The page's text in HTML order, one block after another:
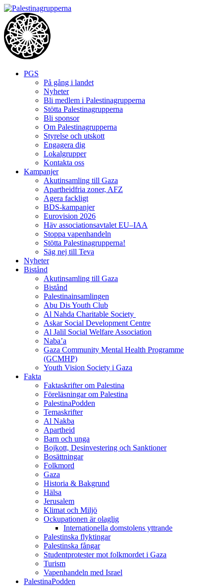
Skip
content
PGS
På gång i landet
Nyheter
Bli medlem i Palestinagrupperna
Stötta Palestinagrupperna
Bli sponsor
Om Palestinagrupperna
Styrelse och utskott
Engagera dig
Lokalgrupper
Kontakta oss
Kampanjer
Akutinsamling till Gaza
Apartheidfria zoner, AFZ
Agera fackligt
BDS-kampanjer
Eurovision 2026
Häv associationsavtalet EU–IAA
Stoppa vapenhandeln
Stötta Palestinagrupperna!
Säg nej till Teva
Nyheter
Bistånd
Akutinsamling till Gaza
Bistånd
Palestinainsamlingen
Abu Dis Youth Club
Al Nahda Charitable Society
Askar Social Development Centre
Al Jalil Social Welfare Association
Naba’a
Gaza Community Mental Health Programme
(GCMHP)
Youth Vision Society i Gaza
Fakta
Faktaskrifter om Palestina
Föreläsningar om Palestina
PalestinaPodden
Temaskrifter
Al Nakba
Apartheid
Barn och unga
Bojkott, Desinvestering och Sanktioner
Bosättningar
Folkmord
Gaza
Historia & Bakgrund
Hälsa
Jerusalem
Klimat och Miljö
Ockupationen är olaglig
Internationella domstolens yttrande
Palestinska flyktingar
Palestinska fångar
Studentprotester mot folkmordet i Gaza
Turism
Vapenhandeln med Israel
PalestinaPodden